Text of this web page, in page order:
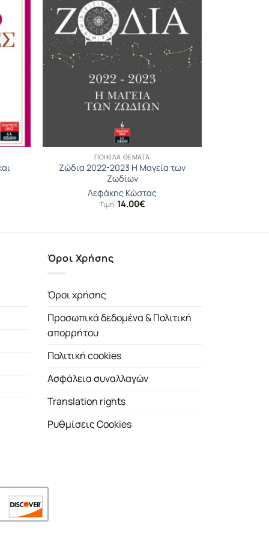
ΠΟΙΚΊΛΑ ΘΈΜΑΤΑ
Ζώδια 2022-2023 Η Μαγεία των
Ζωδίων
Λεφάκης Κώστας
Τιμή:14.00€
Όροι Χρήσης
Όροι χρήσης
Προσωπικά δεδομένα & Πολιτική
απορρήτου
Πολιτική cookies
Ασφάλεια συναλλαγών
Translation rights
Ρυθμίσεις Cookies